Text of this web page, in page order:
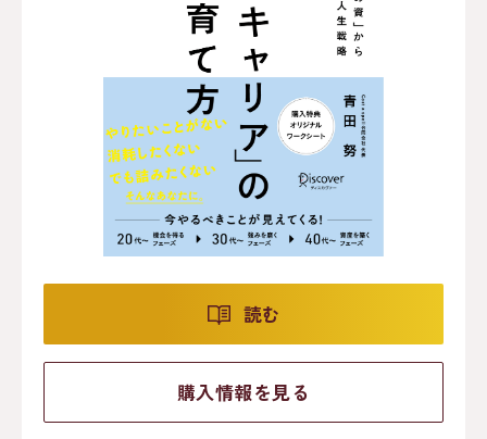
読む
購入情報を見る